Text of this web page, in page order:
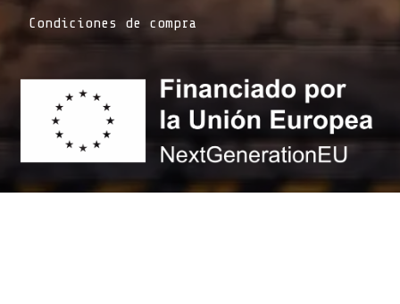
Condiciones de compra